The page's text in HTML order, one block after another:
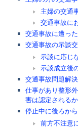
主婦の交通
交通事故に
交通事故に遭っ
交通事故の示談
示談に応じ
示談成立後
交通事故問題解
仕事があり整形
害は認定されるか
停止中に後ろか
前方不注意